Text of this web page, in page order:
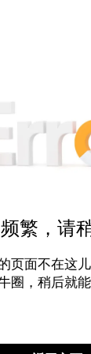
繁，请
页面不在这
圈，稍后就